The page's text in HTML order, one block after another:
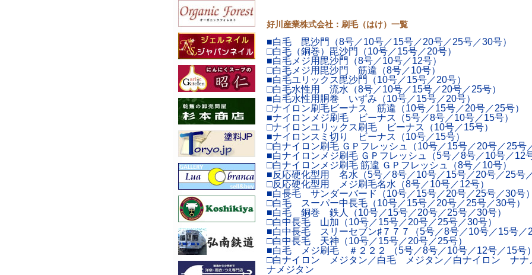
好川産業株式会社：刷毛（はけ）一覧
■白毛 毘沙門（8号／10号／15号／20号／25号／30号）
□白毛（銅巻）毘沙門（10号／15号／20号）
■白毛メジ用毘沙門（8号／10号／12号）
□白毛メジ用毘沙門 筋違（8号／10号）
■白毛ユリックス毘沙門（10号／15号／20号）
□白毛水性用 流水（8号／10号／15号／20号／25号）
■白毛水性用胴巻 いずみ（10号／15号／20号）
□ナイロン刷毛ビーナス 筋違（10号／15号／20号／25号）
■ナイロンメジ刷毛 ビーナス（5号／8号／10号／15号）
□ナイロンユリックス刷毛 ビーナス（10号／15号）
■ナイロンスミ切り ビーナス（10号／15号）
□白ナイロン刷毛 ＧＰフレッシュ（10号／15号／20号／25号
■白ナイロンメジ刷毛 ＧＰフレッシュ（5号／8号／10号／12
□白ナイロンメジ刷毛 筋違 ＧＰフレッシュ（8号／10号）
■反応硬化型用 名水（5号／8号／10号／15号／20号／25号
□反応硬化型用 メジ刷毛名水（8号／10号／12号）
■白長毛 サンダーバード（10号／15号／20号／25号／30号
□白毛 スーパー中長毛（10号／15号／20号／25号／30号）
■白毛 銅巻 鉄人（10号／15号／20号／25号／30号）
□白中長毛 山加（10号／15号／20号／25号／30号）
■白中長毛 スリーセブン♯７７７（5号／8号／10号／15号／
□白中長毛 天神（10号／15号／20号／25号）
■白毛 メジ刷毛 ＃２２２ （5号／8号／10号／12号／15号
□白ナイロン メジタン／白毛 メジタン／白ナイロン ナ
ナメジタン